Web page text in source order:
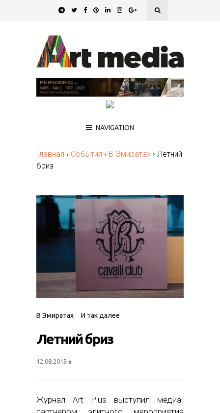
NAVIGATION
Главная › События › В Эмиратах › Летний
бриз
В Эмиратах И так далее
Летний бриз
12.08.2015 ♠
Журнал Art Plus выступил медиа-